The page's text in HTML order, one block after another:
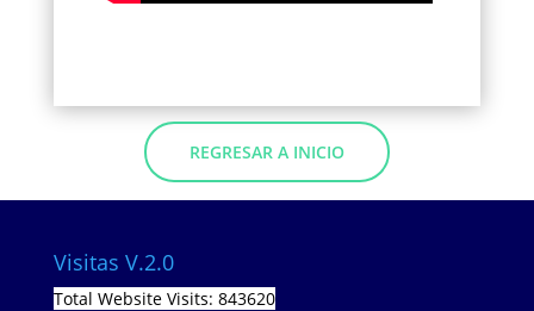
REGRESAR A INICIO
Visitas V.2.0
Total Website Visits: 843620